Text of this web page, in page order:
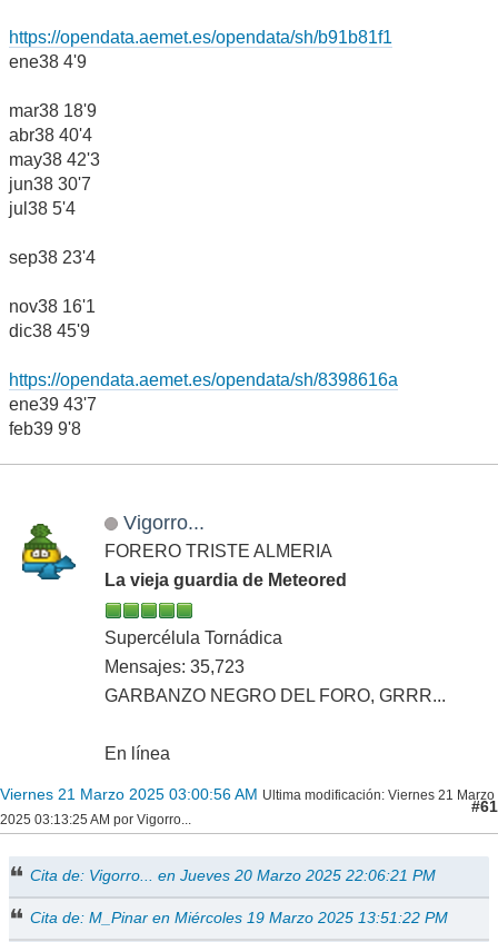
https://opendata.aemet.es/opendata/sh/b91b81f1
ene38 4'9
mar38 18'9
abr38 40'4
may38 42'3
jun38 30'7
jul38 5'4
sep38 23'4
nov38 16'1
dic38 45'9
https://opendata.aemet.es/opendata/sh/8398616a
ene39 43'7
feb39 9'8
Vigorro...
FORERO TRISTE ALMERIA
La vieja guardia de Meteored
Supercélula Tornádica
Mensajes: 35,723
GARBANZO NEGRO DEL FORO, GRRR...
En línea
Viernes 21 Marzo 2025 03:00:56 AM Ultima modificación: Viernes 21 Marzo
2025 03:13:25 AM por Vigorro...
#61
Cita de: Vigorro... en Jueves 20 Marzo 2025 22:06:21 PM
Cita de: M_Pinar en Miércoles 19 Marzo 2025 13:51:22 PM